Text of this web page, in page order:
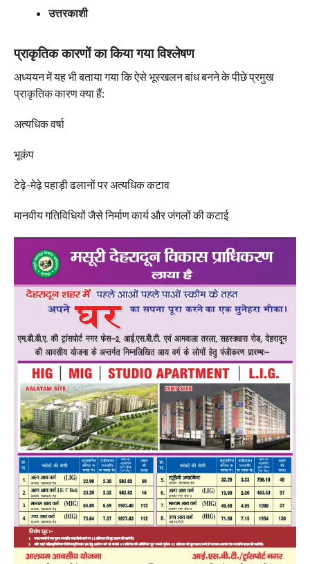
उत्तरकाशी
प्राकृतिक कारणों का किया गया विश्लेषण
अध्ययन में यह भी बताया गया कि ऐसे भूस्खलन बांध बनने के पीछे प्रमुख
प्राकृतिक कारण क्या हैं:
अत्यधिक वर्षा
भूकंप
टेढ़े-मेढ़े पहाड़ी ढलानों पर अत्यधिक कटाव
मानवीय गतिविधियों जैसे निर्माण कार्य और जंगलों की कटाई